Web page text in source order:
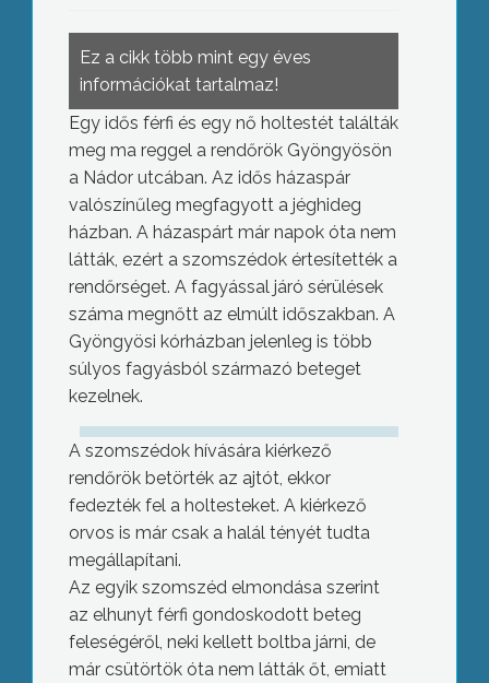
Ez a cikk több mint egy éves
információkat tartalmaz!
Egy idős férfi és egy nő holtestét találták
meg ma reggel a rendőrök Gyöngyösön
a Nádor utcában. Az idős házaspár
valószínűleg megfagyott a jéghideg
házban. A házaspárt már napok óta nem
látták, ezért a szomszédok értesítették a
rendőrséget. A fagyással járó sérülések
száma megnőtt az elmúlt időszakban. A
Gyöngyösi kórházban jelenleg is több
súlyos fagyásból származó beteget
kezelnek.
A szomszédok hívására kiérkező
rendőrök betörték az ajtót, ekkor
fedezték fel a holtesteket. A kiérkező
orvos is már csak a halál tényét tudta
megállapítani.
Az egyik szomszéd elmondása szerint
az elhunyt férfi gondoskodott beteg
feleségéről, neki kellett boltba járni, de
már csütörtök óta nem látták őt, emiatt